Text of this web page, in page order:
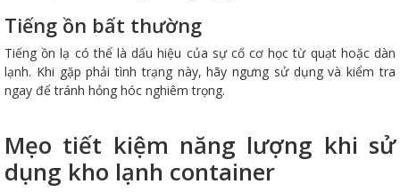
Tiếng ồn bất thường
Tiếng ồn lạ có thể là dấu hiệu của sự cố cơ học từ quạt hoặc dàn
lạnh. Khi gặp phải tình trạng này, hãy ngưng sử dụng và kiểm tra
ngay để tránh hỏng hóc nghiêm trọng.
Mẹo tiết kiệm năng lượng khi sử
dụng kho lạnh container